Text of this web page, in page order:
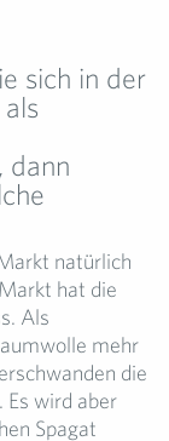
sich in der
dann
natürlich
hat die
Als
mehr
die
Es wird aber
Spagat